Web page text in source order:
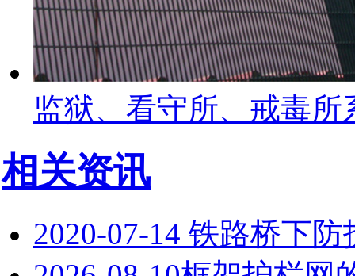
监狱、看守所、戒毒所
相关资讯
2020-07-14 铁路桥下防